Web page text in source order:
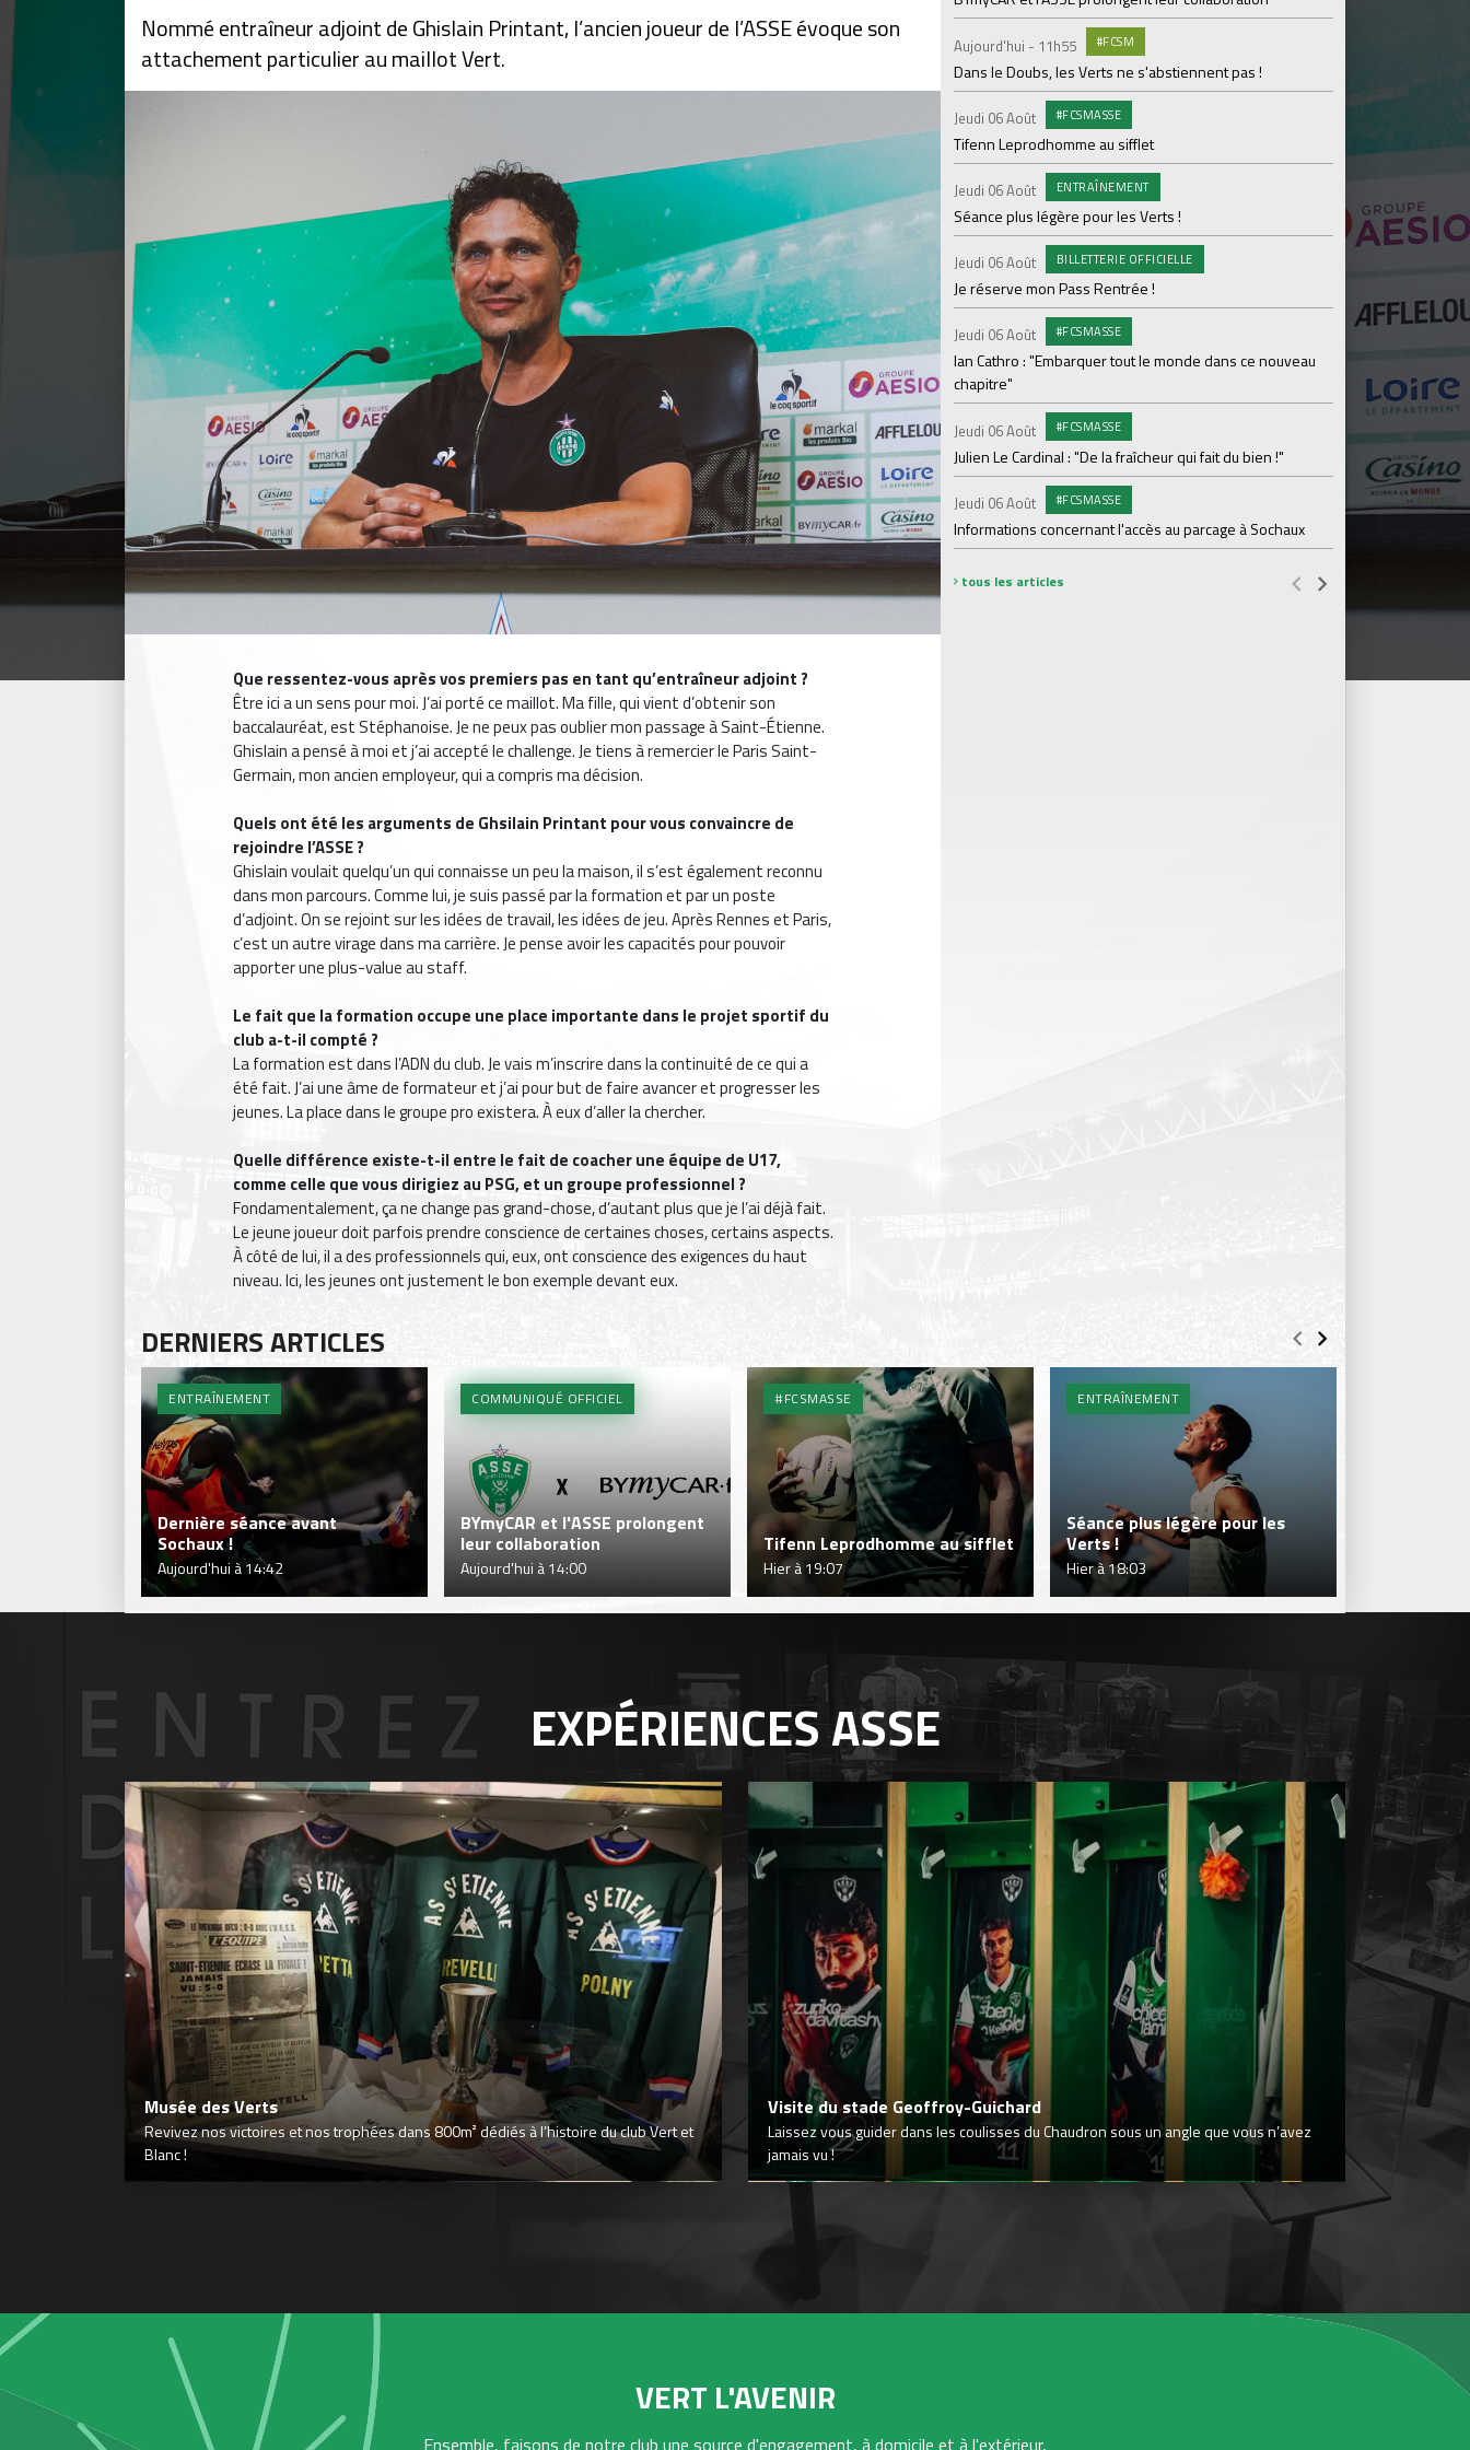
Nommé entraîneur adjoint de Ghislain Printant, l’ancien joueur de l’ASSE évoque son
attachement particulier au maillot Vert.
Que ressentez-vous après vos premiers pas en tant qu’entraîneur adjoint ?
Être ici a un sens pour moi. J’ai porté ce maillot. Ma fille, qui vient d’obtenir son
baccalauréat, est Stéphanoise. Je ne peux pas oublier mon passage à Saint-Étienne.
Ghislain a pensé à moi et j’ai accepté le challenge. Je tiens à remercier le Paris Saint-
Germain, mon ancien employeur, qui a compris ma décision.
Quels ont été les arguments de Ghsilain Printant pour vous convaincre de
rejoindre l’ASSE ?
Ghislain voulait quelqu’un qui connaisse un peu la maison, il s’est également reconnu
dans mon parcours. Comme lui, je suis passé par la formation et par un poste
d’adjoint. On se rejoint sur les idées de travail, les idées de jeu. Après Rennes et Paris,
c’est un autre virage dans ma carrière. Je pense avoir les capacités pour pouvoir
apporter une plus-value au staff.
Le fait que laformation occupe une place importante dans le projet sportif du
club a-t-il compté ?
La formation est dans l’ADN du club. Je vais m’inscrire dans la continuité de ce qui a
été fait. J’ai une âme de formateur et j’ai pour but de faire avancer et progresser les
jeunes. La place dans le groupe pro existera. À eux d’aller la chercher.
Quelle différence existe-t-il entre le fait de coacher une équipe de U17,
comme celle que vous dirigiez au PSG, et un groupe professionnel ?
Fondamentalement, ça ne change pas grand-chose, d’autant plus que je l’ai déjà fait.
Le jeune joueur doit parfois prendre conscience de certaines choses, certains aspects.
À côté de lui, il a des professionnels qui, eux, ont conscience des exigences du haut
niveau. Ici, les jeunes ont justement le bon exemple devant eux.
Aujourd'hui - 11h55 #FCSM
Dans le Doubs, les Verts ne s'abstiennent pas !
Jeudi 06 Août #FCSMASSE
Tifenn Leprodhomme au sifflet
Jeudi 06 Août ENTRAÎNEMENT
Séance plus légère pour les Verts !
Jeudi 06 Août BILLETTERIE OFFICIELLE
Je réserve mon Pass Rentrée !
Jeudi 06 Août #FCSMASSE
Ian Cathro : "Embarquer tout le monde dans ce nouveau
chapitre"
Jeudi 06 Août #FCSMASSE
Julien Le Cardinal : "De la fraîcheur qui fait du bien !"
Jeudi 06 Août #FCSMASSE
Informations concernant l'accès au parcage à Sochaux
Les backstages du
Lundi 03 Août
Lundi 03 Août
Lundi 03 Août
Parcage complet
Lundi 03 Août
Le dernier match
Dimanche 02 Août
Le point sur
tous les articles
DERNIERS ARTICLES
ENTRAÎNEMENT
Dernière séance avant
Sochaux !
Aujourd'hui à 14:42
COMMUNIQUÉ OFFICIEL
BYmyCAR et l'ASSE prolongent
leur collaboration
Aujourd'hui à 14:00
#FCSMASSE
Tifenn Leprodhomme au sifflet
Hier à 19:07
ENTRAÎNEMENT
Séance plus légère pour les
Verts !
Hier à 18:03
EXPÉRIENCESASSE
Musée des Verts
Revivez nos victoires et nos trophées dans 800m² dédiés à l’histoire du club Vert et
Blanc !
Visite du stade Geoffroy-Guichard
Laissez vous guider dans les coulisses du Chaudron sous un angle que vous n’avez
jamais vu !
VERT L'AVENIR